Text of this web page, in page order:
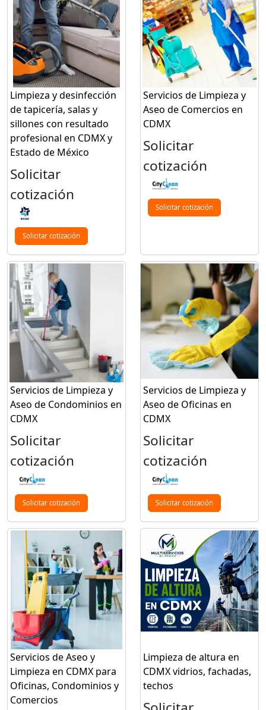
Limpieza y desinfección
de tapicería, salas y
sillones con resultado
profesional en CDMX y
Estado de México
Solicitar
cotización
Solicitar cotización
Servicios de Limpieza y
Aseo de Comercios en
CDMX
Solicitar
cotización
Solicitar cotización
Servicios de Limpieza y
Aseo de Condominios en
CDMX
Solicitar
cotización
Solicitar cotización
Servicios de Limpieza y
Aseo de Oficinas en
CDMX
Solicitar
cotización
Solicitar cotización
Servicios de Aseo y
Limpieza en CDMX para
Oficinas, Condominios y
Comercios
Limpieza de altura en
CDMX vidrios, fachadas,
techos